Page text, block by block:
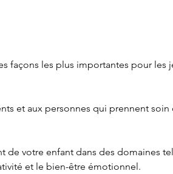
façons les plus importantes pour les
et aux personnes qui prennent soin
votre enfant dans des domaines
et le bien-être émotionnel.